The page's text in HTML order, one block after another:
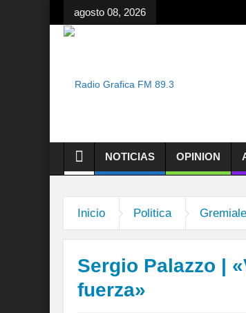
agosto 08, 2026
NOTICIAS OPINION
Inicio Politica
Sergio Palazzo |
fuerza»